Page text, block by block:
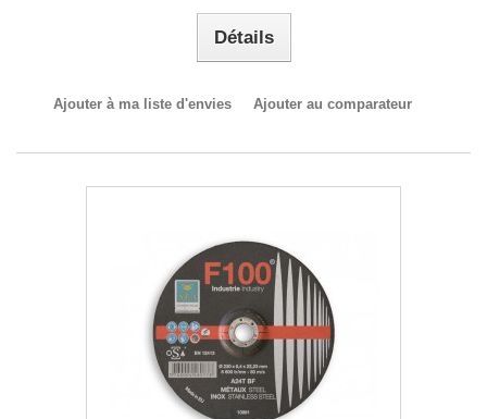
Détails
Ajouter à ma liste d'envies Ajouter au comparateur